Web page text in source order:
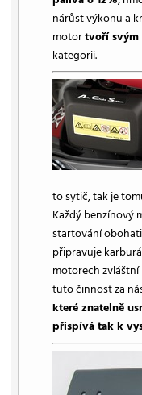
nárůst výkonu a
motortvoří
kategorii.
to sytič, tak je
Každý benzínový
startování
připravuje
motorech zvláštní
tuto činnost za
které znatelně
přispívá tak k